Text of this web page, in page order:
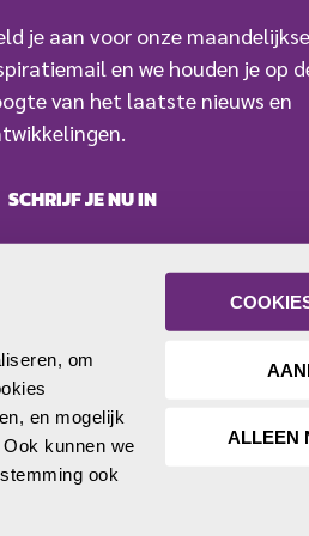
om
en mogelijk
kunnen we
ook
ALLEEN
je aan voor onze maandelijkse
en we houden je op
van het laatste nieuws en
SCHRIJF JE NU IN